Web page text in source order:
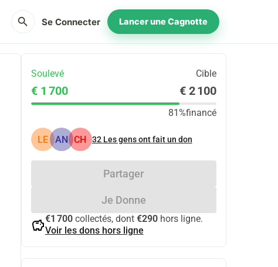
search Se Connecter Lancer une Cagnotte
Soulevé Cible
€ 1 700 € 2 100
81%financé
LE AN CH 32 Les gens ont fait un don
Partager
Je Donne
savings€1 700collectés, dont €290hors ligne.
Voir les dons hors ligne